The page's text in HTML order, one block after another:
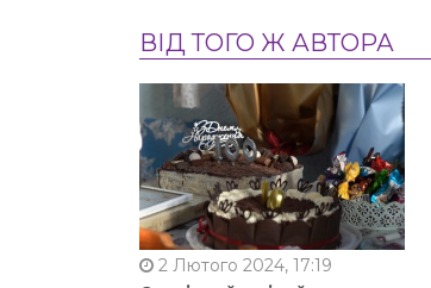
ВІД ТОГО Ж АВТОРА
2 Лютого 2024, 17:19